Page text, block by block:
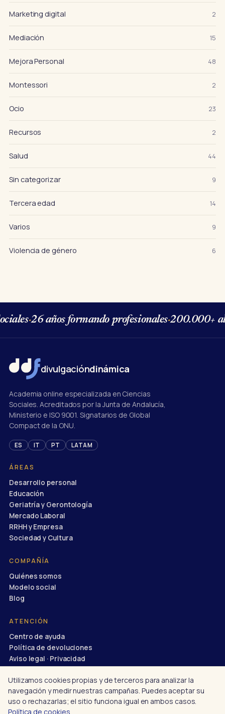
Marketing digital 2
Mediación 15
Mejora Personal 48
Montessori 2
Ocio 23
Recursos 2
Salud 44
Sin categorizar 9
Tercera edad 14
Varios 9
Violencia de género 6
·26 años formando profesionales·200.000+
divulgacióndinámica
Academia online especializada en Ciencias
Sociales. Acreditados por la Junta de Andalucía,
Ministerio e ISO 9001. Signatarios de Global
Compact de la ONU.
ES IT PT LATAM
ÁREAS
Desarrollo personal
Educación
Geriatría y Gerontología
Mercado Laboral
RRHH y Empresa
Sociedad y Cultura
COMPAÑÍA
Quiénes somos
Modelo social
Blog
ATENCIÓN
Centro de ayuda
Política de devoluciones
Aviso legal · Privacidad
Utilizamos cookies propias y de terceros para analizar la
navegación y medir nuestras campañas. Puedes aceptar su
uso o rechazarlas; el sitio funciona igual en ambos casos.
Política de cookies